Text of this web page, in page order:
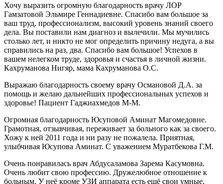
Хочу выразить огромную благодарность врачу ЛОР
Гамзатовой Эльмире Геннадиевне. Спасибо вам большое за
ваш труд, профессионализм, высокий уровень знаний своего
дела. Вы поставили нам диагноз и вылечили. Мы мучились
столько лет, и никто не мог определить причину недуга, а вы
справились на раз, два. Спасибо вам большое! Успехов в
вашем нелегком труде, здоровья и счастья в личной жизни.
Кахруманова Нигяр, мама Кахруманова О.С.
Выражаю благодарность своему врачу Османовой Д.А. за
помощь и желаю дальнейших профессиональных успехов и
здоровье! Пациент Гаджиахмедов М-М.
Огромная благодарность Юсуповой Аминат Магомедовне.
Грамотная, отзывчивая, переживает за больного как за своего.
Хожу к ней 2011 года и ни разу не пожалела. Приятная,
улыбчивая Юсупова Аминат. С уважением Муратбекова Г.М.
Очень понравилась врач Абдусаламова Зарема Касумовна.
Очень любит свою профессию. Дружелюбное отношение к
больным. У неё кроме УЗИ аппарата есть ещё свои умные,